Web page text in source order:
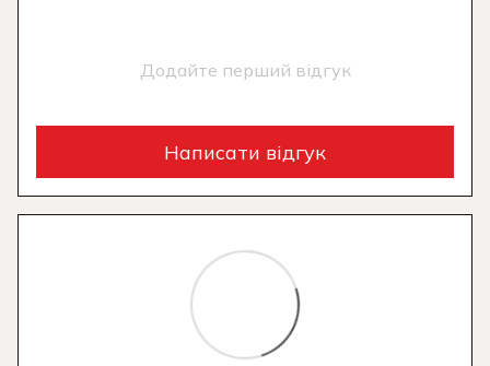
Додайте перший відгук
Написати відгук